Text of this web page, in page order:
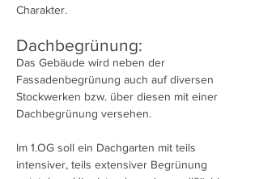
Charakter.
Dachbegrünung:
Das Gebäude wird neben der
Fassadenbegrünung auch auf diversen
Stockwerken bzw. über diesen mit einer
Dachbegrünung versehen.
Im 1.OG soll ein Dachgarten mit teils
intensiver, teils extensiver Begrünung